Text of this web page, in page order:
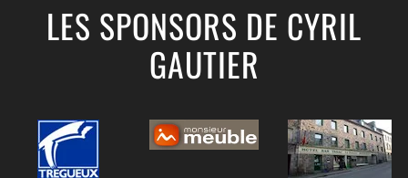
LES SPONSORS DE CYRIL
GAUTIER